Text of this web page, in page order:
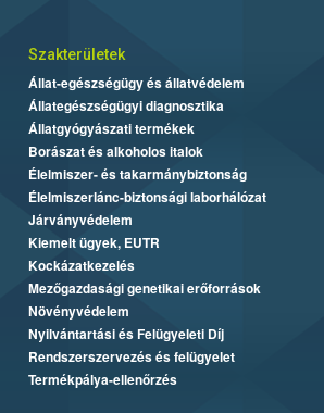
Szakterületek
Állat-egészségügy és állatvédelem
Állategészségügyi diagnosztika
Állatgyógyászati termékek
Borászat és alkoholos italok
Élelmiszer- és takarmánybiztonság
Élelmiszerlánc-biztonsági laborhálózat
Járványvédelem
Kiemelt ügyek, EUTR
Kockázatkezelés
Mezőgazdasági genetikai erőforrások
Növényvédelem
Nyilvántartási és Felügyeleti Díj
Rendszerszervezés és felügyelet
Termékpálya-ellenőrzés